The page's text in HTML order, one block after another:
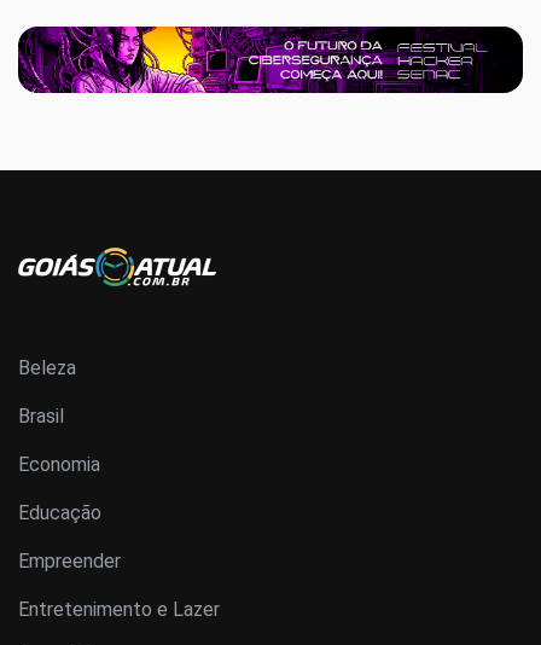
Beleza
Brasil
Economia
Educação
Empreender
Entretenimento e Lazer